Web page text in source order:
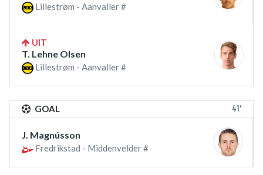
Lillestrøm - Aanvaller #
UIT
T. Lehne Olsen
Lillestrøm - Aanvaller #
GOAL 41'
J. Magnússon
Fredrikstad - Middenvelder #